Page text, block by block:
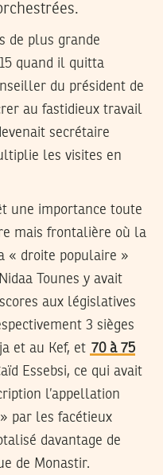
de plus grande
quand il quitta
du président de
au fastidieux travail
secrétaire
les visites en
une importance toute
mais frontalière où la
« droite populaire »
Tounes y avait
aux législatives
3 sièges
et au Kef, et 70 à 75
Essebsi, ce qui avait
l’appellation
par les facétieux
davantage de
de Monastir.